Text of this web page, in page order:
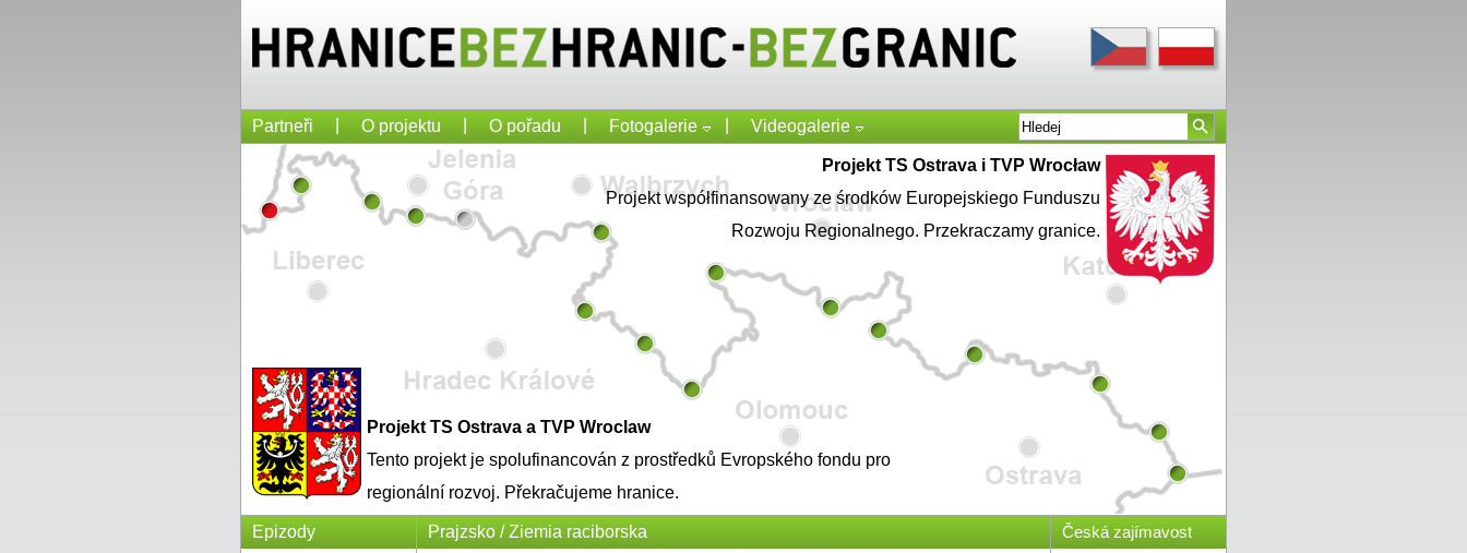
Partneři O projektu O pořadu Fotogalerie Videogalerie
Projekt TS Ostrava i TVP Wrocław
Projekt współfinansowany ze środków Europejskiego Funduszu
Rozwoju Regionalnego. Przekraczamy granice.
Projekt TS Ostrava a TVP Wroclaw
Tento projekt je spolufinancován z prostředků Evropského fondu pro
regionální rozvoj. Překračujeme hranice.
Epizody Prajzsko / Ziemia raciborska Česká zajímavost